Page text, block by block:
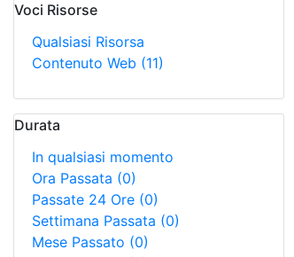
Voci Risorse
Qualsiasi Risorsa
Contenuto Web (11)
Durata
In qualsiasi momento
Ora Passata (0)
Passate 24 Ore (0)
Settimana Passata (0)
Mese Passato (0)